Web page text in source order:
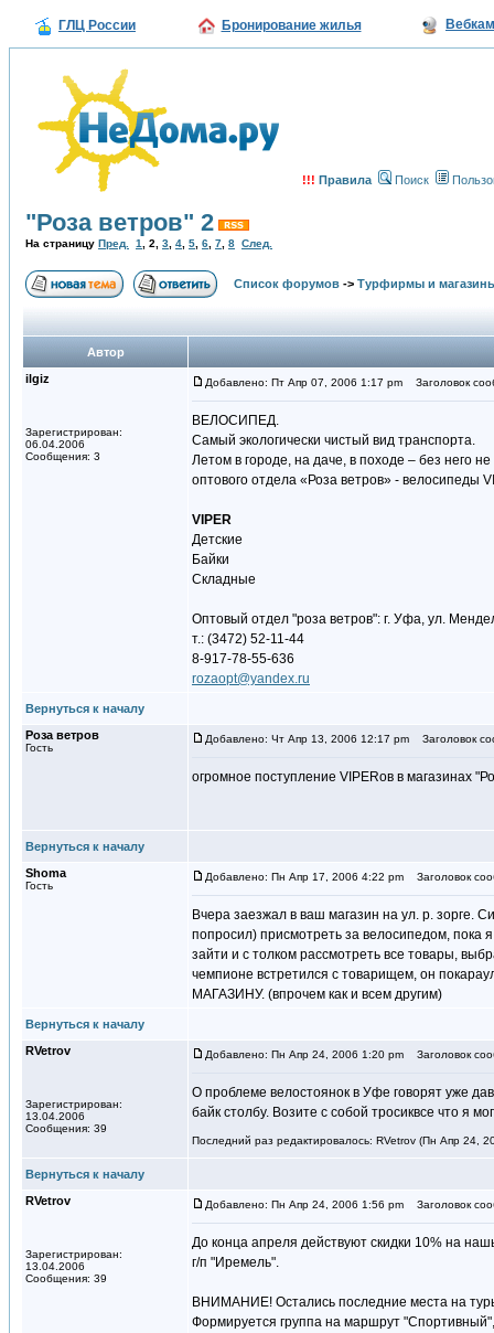
ГЛЦ России Бронирование жилья
!!! Правила Поиск
"Роза ветров" 2
На страницу Пред. 1 2 3 4 5 6 7 8 След.
Список форумов -> Турфирмы и
Автор
ilgiz
Зарегистрирован:
06.04.2006
Сообщения: 3
Добавлено: Пт Апр 07, 2006 1:17 pm Заголовок
ВЕЛОСИПЕД.
Самый экологически чистый вид транспорта.
Летом в городе, на даче, в походе – без него
оптового отдела «Роза ветров» - велосипеды
VIPER
Детские
Байки
Складные
Оптовый отдел "роза ветров": г. Уфа, ул.
т.: (3472) 52-11-44
8-917-78-55-636
rozaopt@yandex.ru
Вернуться к началу
Роза ветров
Гость
Добавлено: Чт Апр 13, 2006 12:17 pm Заголовок
огромное поступление VIPERов в магазинах
Вернуться к началу
Shoma
Гость
Добавлено: Пн Апр 17, 2006 4:22 pm Заголовок
Вчера заезжал в ваш магазин на ул. р. зорге.
попросил) присмотреть за велосипедом, пока
зайти и с толком рассмотреть все товары,
чемпионе встретился с товарищем, он
МАГАЗИНУ. (впрочем как и всем другим)
Вернуться к началу
RVetrov
Зарегистрирован:
13.04.2006
Сообщения: 39
Добавлено: Пн Апр 24, 2006 1:20 pm Заголовок
О проблеме велостоянок в Уфе говорят уже
байк столбу. Возите с собой тросиквсе что я
Последний раз редактировалось: RVetrov (Пн Апр 24,
Вернуться к началу
RVetrov
Зарегистрирован:
13.04.2006
Сообщения: 39
Добавлено: Пн Апр 24, 2006 1:56 pm Заголовок
До конца апреля действуют скидки 10% на
г/п "Иремель".
ВНИМАНИЕ! Остались последние места на
Формируется группа на маршрут